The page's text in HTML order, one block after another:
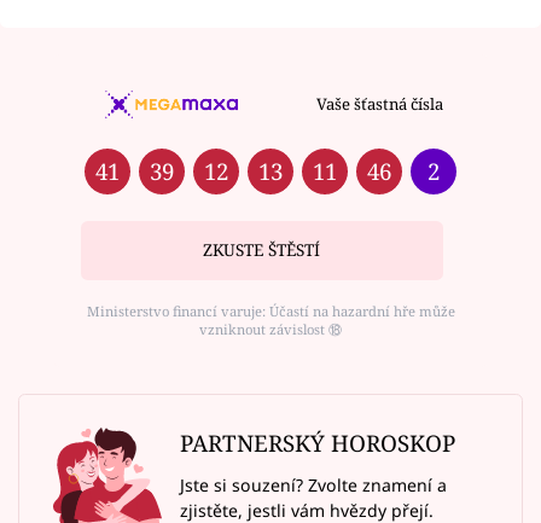
Vaše šťastná čísla
41 39 12 13 11 46 2
ZKUSTE ŠTĚSTÍ
Ministerstvo financí varuje: Účastí na hazardní hře může
vzniknout závislost ⑱
PARTNERSKÝ HOROSKOP
Jste si souzení? Zvolte znamení a
zjistěte, jestli vám hvězdy přejí.